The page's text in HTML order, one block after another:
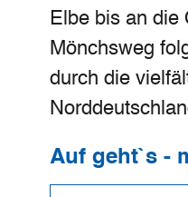
Elbe bis an die
Mönchsweg
durch die
Auf geht`s -